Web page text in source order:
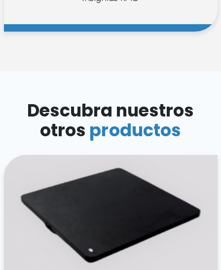
Descubre la nueva gama AX'Up
Descubra nuestros
otros productos